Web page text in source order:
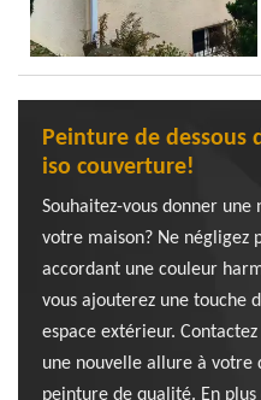
Peinture de dessous
iso couverture!
Souhaitez-vous donner
votre maison? Ne négligez
accordant une couleur
vous ajouterez une touche
espace extérieur.
une nouvelle allure à votre
peinture de qualité. En